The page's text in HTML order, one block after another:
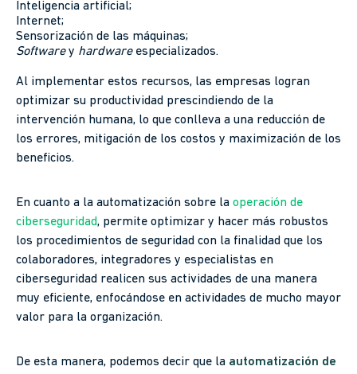
Inteligencia artificial;
Internet;
Sensorización de las máquinas;
Softwarey hardwareespecializados.
Al implementar estos recursos, las empresas logran
optimizar su productividad prescindiendo de la
intervención humana, lo que conlleva a una reducción de
los errores, mitigación de los costos y maximización de los
beneficios.
En cuanto a la automatización sobre la operación de
ciberseguridad, permite optimizar y hacer más robustos
los procedimientos de seguridad con la finalidad que los
colaboradores, integradores y especialistas en
ciberseguridad realicen sus actividades de una manera
muy eficiente, enfocándose en actividades de mucho mayor
valor para la organización.
De esta manera, podemos decir que la automatización de